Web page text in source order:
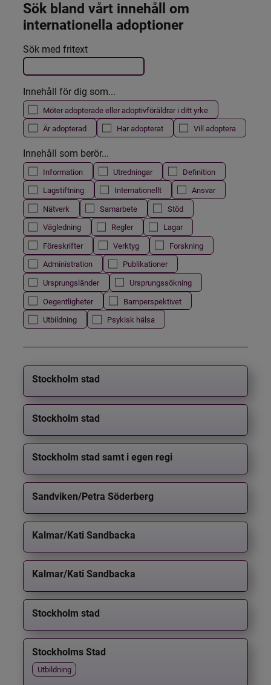
Sök bland vårt innehåll om
internationella adoptioner
Filtrera resultatet
Det här formuläret postas automatiskt
Sök med fritext
Innehåll för dig som...
Möter adopterade eller adoptivföräldrar i ditt yrke
Är adopterad
Har adopterat Vill adoptera
Innehåll som berör...
Information Utredningar
Definition
Lagstiftning
Internationellt
Ansvar
Nätverk
Samarbete
Stöd
Vägledning
Regler
Lagar
Föreskrifter
Verktyg
Forskning
Administration
Publikationer
Ursprungsländer
Ursprungssökning
Oegentligheter
Barnperspektivet
Utbildning
Psykisk hälsa
Stockholm stad
Stockholm stad
Stockholm stad samt i egen regi
Sandviken/Petra Söderberg
Kalmar/Kati Sandbacka
Kalmar/Kati Sandbacka
Stockholm stad
Stockholms Stad
Utbildning